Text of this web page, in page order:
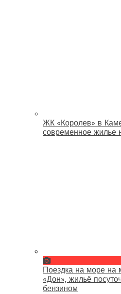
ЖК «Королев» в
современное жилье
Поездка на море
«Дон», жильё
бензином